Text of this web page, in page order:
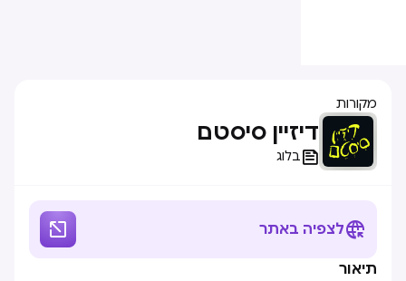
מקורות
דיזיין סיסטם
בלוג
לצפיה באתר 
תיאור